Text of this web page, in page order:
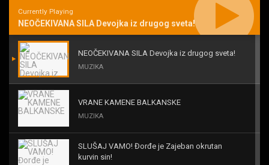
Currently Playing
NEOČEKIVANA SILA Devojka iz drugog sveta!
NEOČEKIVANA SILA Devojka iz drugog sveta!
MUZIKA
VRANE KAMENE BALKANSKE
MUZIKA
SLUŠAJ VAMO! Đorđe je Zajeban okrutan
kurvin sin!